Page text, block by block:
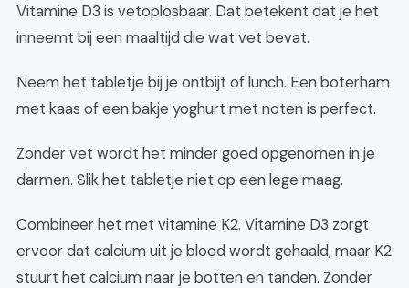
Vitamine D3 is vetoplosbaar. Dat betekent dat je het
inneemt bij een maaltijd die wat vet bevat.
Neem het tabletje bij je ontbijt of lunch. Een boterham
met kaas of een bakje yoghurt met noten is perfect.
Zonder vet wordt het minder goed opgenomen in je
darmen. Slik het tabletje niet op een lege maag.
Combineer het met vitamine K2. Vitamine D3 zorgt
ervoor dat calcium uit je bloed wordt gehaald, maar K2
stuurt het calcium naar je botten en tanden. Zonder